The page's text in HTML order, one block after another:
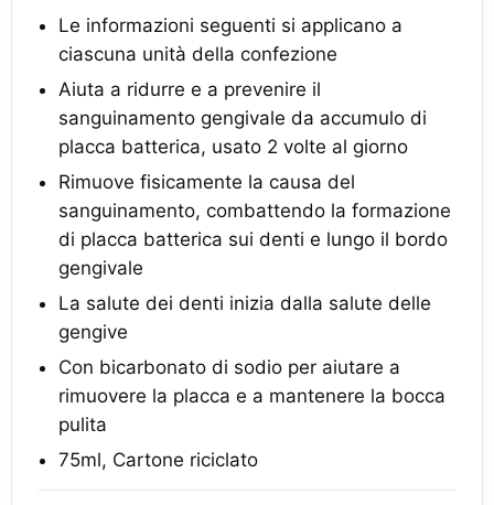
Le informazioni seguenti si applicano a
ciascuna unità della confezione
Aiuta a ridurre e a prevenire il
sanguinamento gengivale da accumulo di
placca batterica, usato 2 volte al giorno
Rimuove fisicamente la causa del
sanguinamento, combattendo la formazione
di placca batterica sui denti e lungo il bordo
gengivale
La salute dei denti inizia dalla salute delle
gengive
Con bicarbonato di sodio per aiutare a
rimuovere la placca e a mantenere la bocca
pulita
75ml, Cartone riciclato